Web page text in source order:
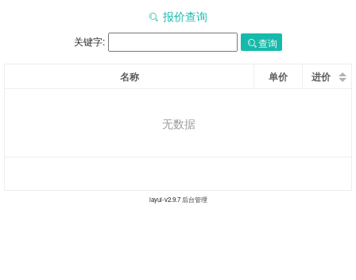
报价查询
关键字: 查询
名称 单价 进价
无数据
layui-v2.9.7 后台管理